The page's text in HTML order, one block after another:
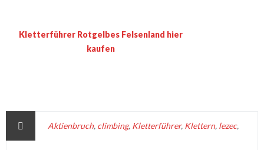
Kletterführer Rotgelbes Felsenland hier
kaufen
Aktienbruch, climbing, Kletterführer, Klettern, lezec,